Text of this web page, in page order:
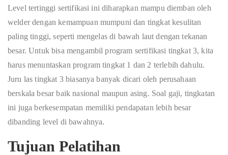
Level tertinggi sertifikasi ini diharapkan mampu diemban oleh
welder dengan kemampuan mumpuni dan tingkat kesulitan
paling tinggi, seperti mengelas di bawah laut dengan tekanan
besar. Untuk bisa mengambil program sertifikasi tingkat 3, kita
harus menuntaskan program tingkat 1 dan 2 terlebih dahulu.
Juru las tingkat 3 biasanya banyak dicari oleh perusahaan
berskala besar baik nasional maupun asing. Soal gaji, tingkatan
ini juga berkesempatan memiliki pendapatan lebih besar
dibanding level di bawahnya.
Tujuan Pelatihan